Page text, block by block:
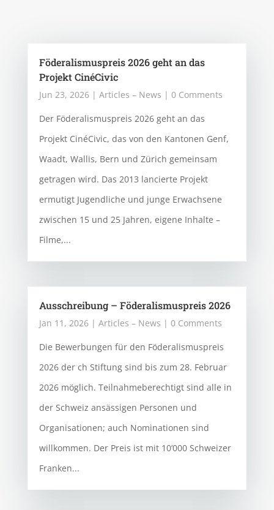
Föderalismuspreis 2026 geht an das
Projekt CinéCivic
Jun 23, 2026| Articles – News | 0 Comments
Der Föderalismuspreis 2026 geht an das
Projekt CinéCivic, das von den Kantonen Genf,
Waadt, Wallis, Bern und Zürich gemeinsam
getragen wird. Das 2013 lancierte Projekt
ermutigt Jugendliche und junge Erwachsene
zwischen 15 und 25 Jahren, eigene Inhalte –
Filme,...
Ausschreibung – Föderalismuspreis 2026
Jan 11, 2026| Articles – News | 0 Comments
Die Bewerbungen für den Föderalismuspreis
2026 der ch Stiftung sind bis zum 28. Februar
2026 möglich. Teilnahmeberechtigt sind alle in
der Schweiz ansässigen Personen und
Organisationen; auch Nominationen sind
willkommen. Der Preis ist mit 10’000 Schweizer
Franken...